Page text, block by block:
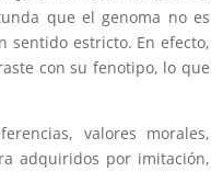
que el genoma no es
sentido estricto. En efecto,
con su fenotipo, lo que
valores morales,
adquiridos por imitación,